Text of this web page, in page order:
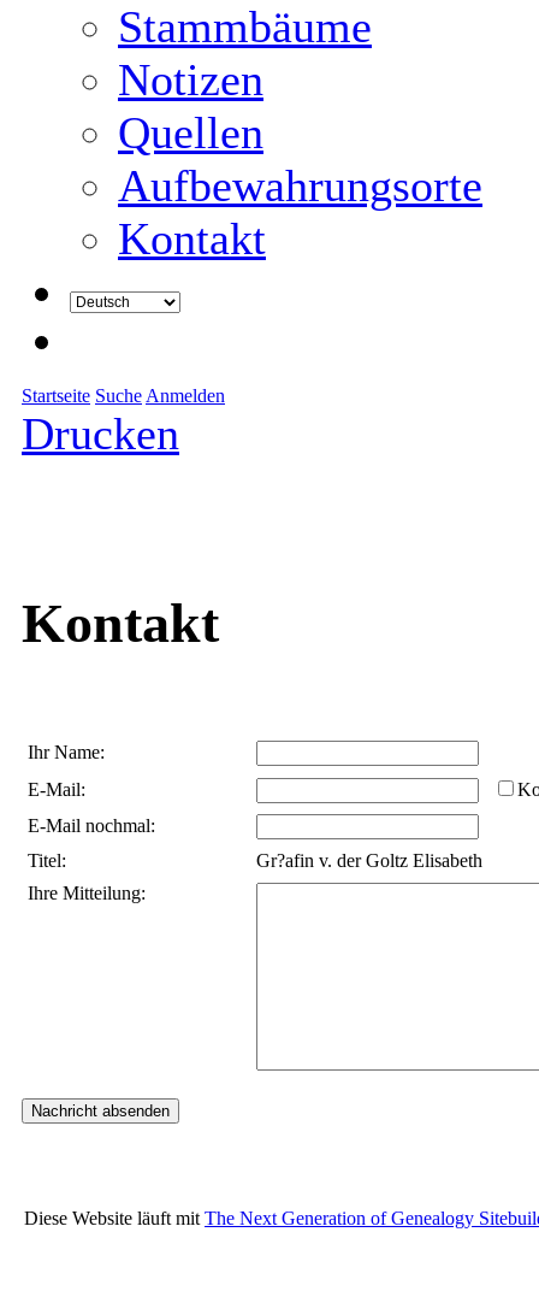
Stammbäume
Notizen
Quellen
Aufbewahrungsorte
Kontakt
Startseite Suche Anmelden
Drucken
Kontakt
Ihr Name:
E-Mail:
E-Mail nochmal:
Titel:
Gr?afin v. der Goltz Elisabeth
Ihre Mitteilung:
Diese Website läuft mit The Next Generation of Genealogy